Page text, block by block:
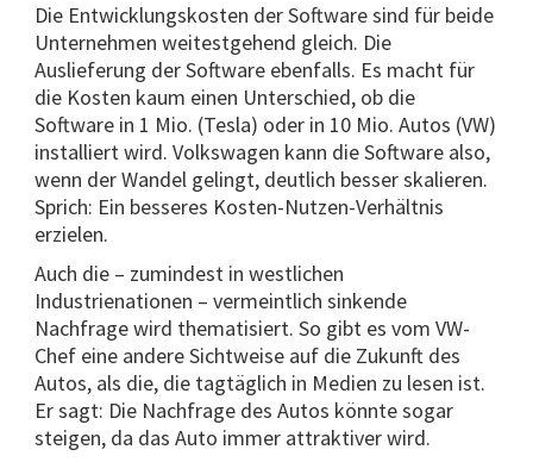
Die Entwicklungskosten der Software sind für beide
Unternehmen weitestgehend gleich. Die
Auslieferung der Software ebenfalls. Es macht für
die Kosten kaum einen Unterschied, ob die
Software in 1 Mio. (Tesla) oder in 10 Mio. Autos (VW)
installiert wird. Volkswagen kann die Software also,
wenn der Wandel gelingt, deutlich besser skalieren.
Sprich: Ein besseres Kosten-Nutzen-Verhältnis
erzielen.
Auch die – zumindest in westlichen
Industrienationen – vermeintlich sinkende
Nachfrage wird thematisiert. So gibt es vom VW-
Chef eine andere Sichtweise auf die Zukunft des
Autos, als die, die tagtäglich in Medien zu lesen ist.
Er sagt: Die Nachfrage des Autos könnte sogar
steigen, da das Auto immer attraktiver wird.